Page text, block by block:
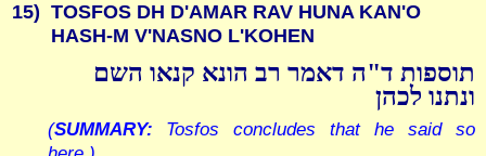
15) TOSFOS DH D'AMAR RAV HUNA KAN'O
HASH-M V'NASNO L'KOHEN
תוספות ד"ה דאמר רב הונא קנאו השם
ונתנו לכהן
(SUMMARY: Tosfos concludes that he said so